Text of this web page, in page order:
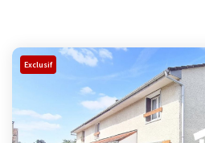
Exclusif